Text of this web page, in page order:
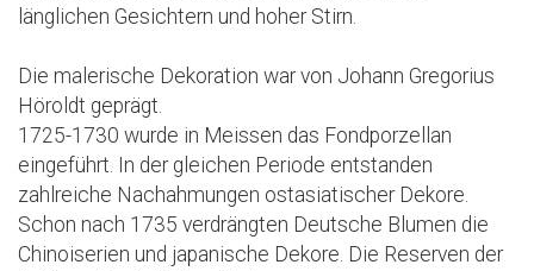
länglichen Gesichtern und hoher Stirn.
Die malerische Dekoration war von Johann Gregorius
Höroldt geprägt.
1725-1730 wurde in Meissen das Fondporzellan
eingeführt. In der gleichen Periode entstanden
zahlreiche Nachahmungen ostasiatischer Dekore.
Schon nach 1735 verdrängten Deutsche Blumen die
Chinoiserien und japanische Dekore. Die Reserven der